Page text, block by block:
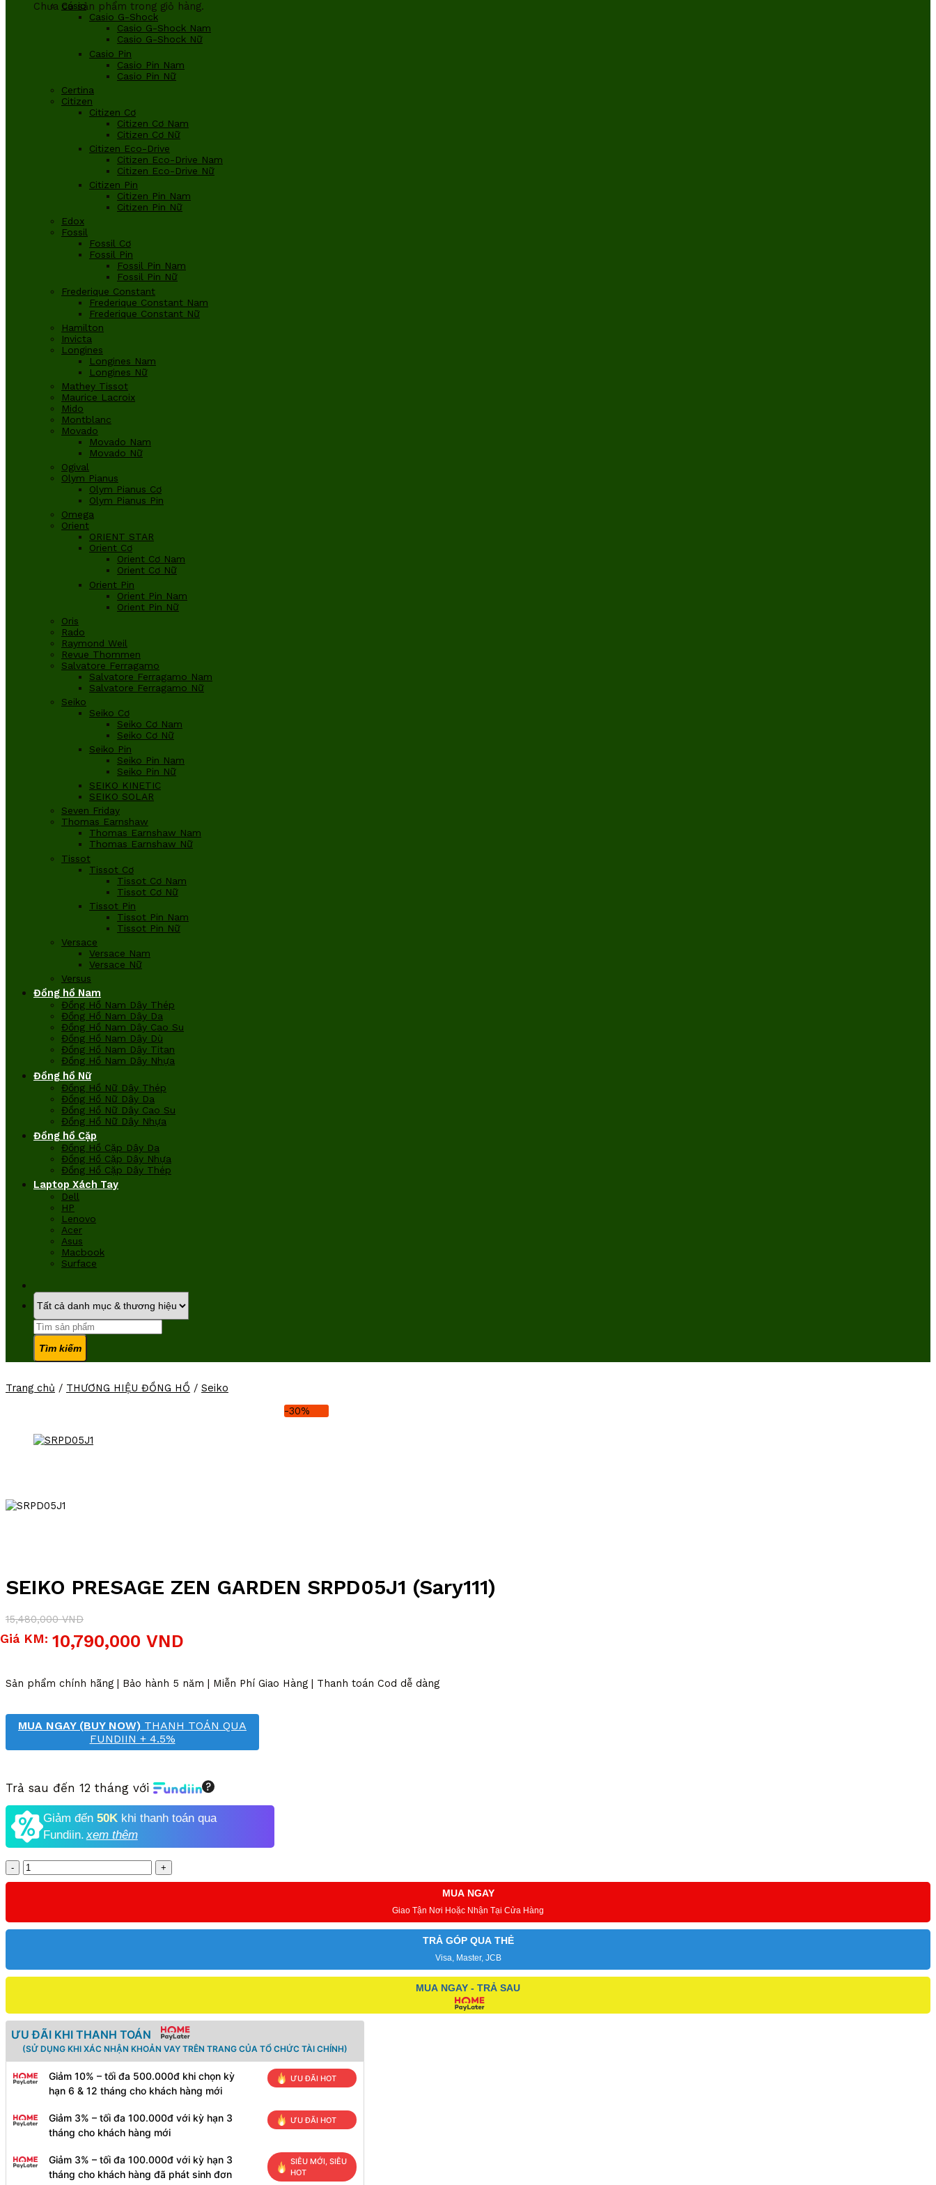
Chưa có sản phẩm trong giỏ hàng.
Casio
Casio G-Shock
Casio G-Shock Nam
Casio G-Shock Nữ
Casio Pin
Casio Pin Nam
Casio Pin Nữ
Certina
Citizen
Citizen Cơ
Citizen Cơ Nam
Citizen Cơ Nữ
Citizen Eco-Drive
Citizen Eco-Drive Nam
Citizen Eco-Drive Nữ
Citizen Pin
Citizen Pin Nam
Citizen Pin Nữ
Edox
Fossil
Fossil Cơ
Fossil Pin
Fossil Pin Nam
Fossil Pin Nữ
Frederique Constant
Frederique Constant Nam
Frederique Constant Nữ
Hamilton
Invicta
Longines
Longines Nam
Longines Nữ
Mathey Tissot
Maurice Lacroix
Mido
Montblanc
Movado
Movado Nam
Movado Nữ
Ogival
Olym Pianus
Olym Pianus Cơ
Olym Pianus Pin
Omega
Orient
ORIENT STAR
Orient Cơ
Orient Cơ Nam
Orient Cơ Nữ
Orient Pin
Orient Pin Nam
Orient Pin Nữ
Oris
Rado
Raymond Weil
Revue Thommen
Salvatore Ferragamo
Salvatore Ferragamo Nam
Salvatore Ferragamo Nữ
Seiko
Seiko Cơ
Seiko Cơ Nam
Seiko Cơ Nữ
Seiko Pin
Seiko Pin Nam
Seiko Pin Nữ
SEIKO KINETIC
SEIKO SOLAR
Seven Friday
Thomas Earnshaw
Thomas Earnshaw Nam
Thomas Earnshaw Nữ
Tissot
Tissot Cơ
Tissot Cơ Nam
Tissot Cơ Nữ
Tissot Pin
Tissot Pin Nam
Tissot Pin Nữ
Versace
Versace Nam
Versace Nữ
Versus
Đồng hồ Nam
Đồng Hồ Nam Dây Thép
Đồng Hồ Nam Dây Da
Đồng Hồ Nam Dây Cao Su
Đồng Hồ Nam Dây Dù
Đồng Hồ Nam Dây Titan
Đồng Hồ Nam Dây Nhựa
Đồng hồ Nữ
Đồng Hồ Nữ Dây Thép
Đồng Hồ Nữ Dây Da
Đồng Hồ Nữ Dây Cao Su
Đồng Hồ Nữ Dây Nhựa
Đồng hồ Cặp
Đồng Hồ Cặp Dây Da
Đồng Hồ Cặp Dây Nhựa
Đồng Hồ Cặp Dây Thép
Laptop Xách Tay
Dell
HP
Lenovo
Acer
Asus
Macbook
Surface
Tìm
kiếm:
Trang chủ / THƯƠNG HIỆU ĐỒNG HỒ / Seiko
-30%
SEIKO PRESAGE ZEN GARDEN SRPD05J1 (Sary111)
15,480,000VND
Giá
10,790,000 VND
Giá
10,790,000 VND.
Giá KM:
Sản phẩm chính hãng | Bảo hành 5 năm | Miễn Phí Giao Hàng | Thanh toán Cod dễ dàng
MUA NGAY (BUY NOW) THANH TOÁN QUA
FUNDIIN + 4.5%
Trả sau đến 12 tháng với
Giảm đến 50K khi thanh toán qua
Fundiin. xem thêm
Số
lượng
MUA NGAY
Giao Tận Nơi Hoặc Nhận Tại Cửa Hàng
TRẢ GÓP QUA THẺ
Visa, Master, JCB
MUA NGAY - TRẢ SAU
ƯU ĐÃI KHI THANH TOÁN
(SỬ DỤNG KHI XÁC NHẬN KHOẢN VAY TRÊN TRANG CỦA TỔ CHỨC TÀI CHÍNH)
Giảm 10% – tối đa 500.000đ khi chọn kỳ
hạn 6 & 12 tháng cho khách hàng mới
ƯU ĐÃI HOT
Giảm 3% – tối đa 100.000đ với kỳ hạn 3
tháng cho khách hàng mới
ƯU ĐÃI HOT
Giảm 3% – tối đa 100.000đ với kỳ hạn 3
tháng cho khách hàng đã phát sinh đơn
SIÊU MỚI, SIÊU
HOT